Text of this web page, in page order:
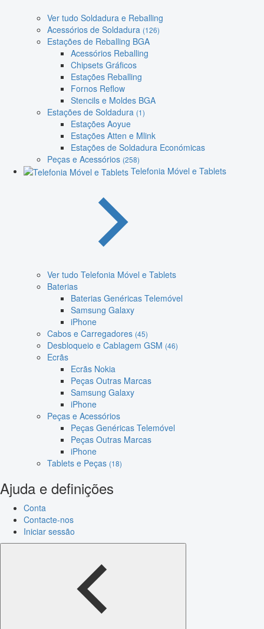
Ver tudo Soldadura e Reballing
Acessórios de Soldadura (126)
Estações de Reballing BGA
Acessórios Reballing
Chipsets Gráficos
Estações Reballing
Fornos Reflow
Stencils e Moldes BGA
Estações de Soldadura (1)
Estações Aoyue
Estações Atten e Mlink
Estações de Soldadura Económicas
Peças e Acessórios (258)
Telefonia Móvel e Tablets
Ver tudo Telefonia Móvel e Tablets
Baterias
Baterias Genéricas Telemóvel
Samsung Galaxy
iPhone
Cabos e Carregadores (45)
Desbloqueio e Cablagem GSM (46)
Ecrãs
Ecrãs Nokia
Peças Outras Marcas
Samsung Galaxy
iPhone
Peças e Acessórios
Peças Genéricas Telemóvel
Peças Outras Marcas
iPhone
Tablets e Peças (18)
Ajuda e definições
Conta
Contacte-nos
Iniciar sessão